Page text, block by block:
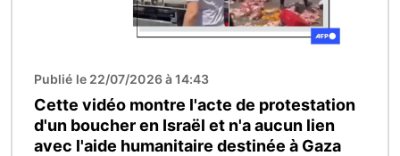
Publié le 22/07/2026 à 14:43
Cette vidéo montre l'acte de protestation
d'un boucher en Israël et n'a aucun lien
avec l'aide humanitaire destinée à Gaza